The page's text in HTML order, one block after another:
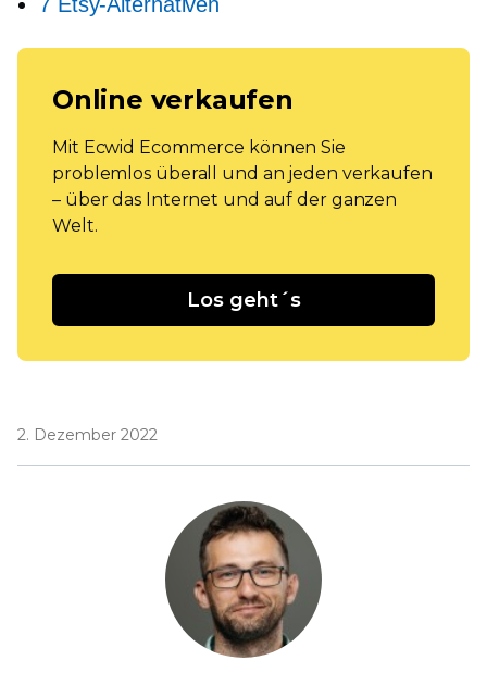
Online verkaufen
Mit Ecwid Ecommerce können Sie
problemlos überall und an jeden verkaufen
– über das Internet und auf der ganzen
Welt.
Los geht´s
2. Dezember 2022